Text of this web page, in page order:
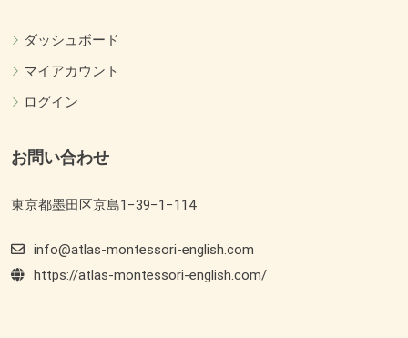
ダッシュボード
マイアカウント
ログイン
お問い合わせ
東京都墨田区京島1−39−1−114
info@atlas-montessori-english.com
https://atlas-montessori-english.com/